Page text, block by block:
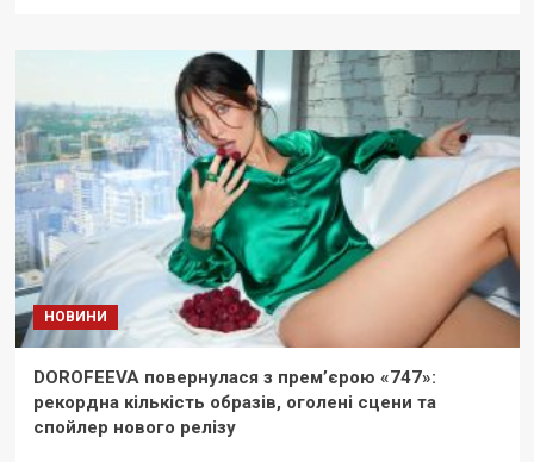
НОВИНИ
DOROFEEVA повернулася з прем’єрою «747»:
рекордна кількість образів, оголені сцени та
спойлер нового релізу